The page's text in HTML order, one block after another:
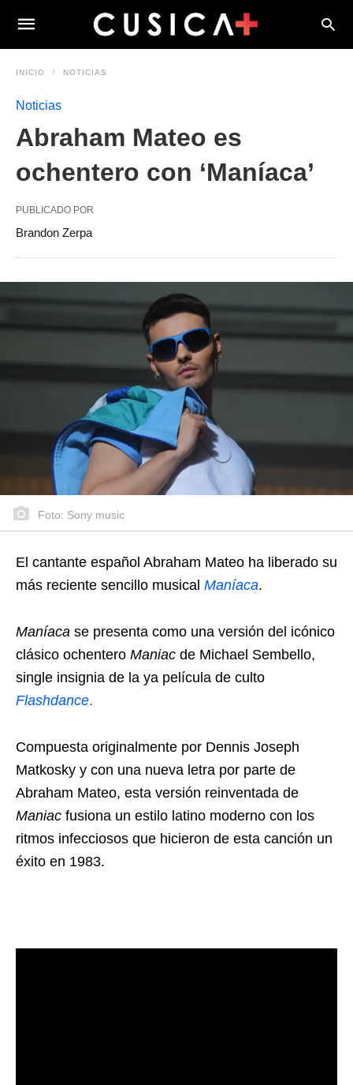
INICIO NOTICIAS
Noticias
Abraham Mateo es
ochentero con ‘Maníaca’
PUBLICADO POR
Brandon Zerpa
Foto: Sony music
El cantante español Abraham Mateo ha liberado su
más reciente sencillo musical Maníaca.
Maníaca se presenta como una versión del icónico
clásico ochentero Maniac de Michael Sembello,
single insignia de la ya película de culto
Flashdance.
Compuesta originalmente por Dennis Joseph
Matkosky y con una nueva letra por parte de
Abraham Mateo, esta versión reinventada de
Maniac fusiona un estilo latino moderno con los
ritmos infecciosos que hicieron de esta canción un
éxito en 1983.